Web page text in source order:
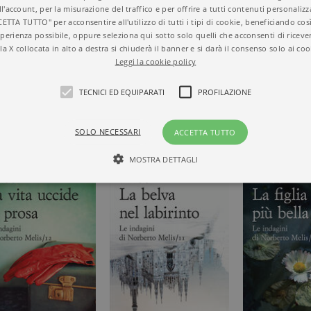
Il sesto Faraone(2016) eAl vento dell’Oceano
per la misurazione del traffico e per offrire a tutti contenuti
TUTTO" per acconsentire all'utilizzo di tutti i tipi di cookie, beneficiando
possibile, oppure seleziona qui sotto solo quelli che acconsenti di
X collocata in alto a destra si chiuderà il banner e si darà il consenso solo ai
Leggi la cookie policy
TECNICI ED EQUIPARATI PROFILAZIONE
ACCETTA TUTTO
SOLO NECESSARI
MOSTRA DETTAGLI
Tecnici ed equiparati Profilazione
necessari, consentono la funzionalità del sito Web principale come l'accesso degli
essere utilizzato correttamente senza i cookie strettamente necessari. Col rispetto
equiparati ai tecnici e dunque non necessitano del consenso.
Scadenza
Descrizione
1 mese
Questo cookie viene utilizzato dal servizio Cookie-